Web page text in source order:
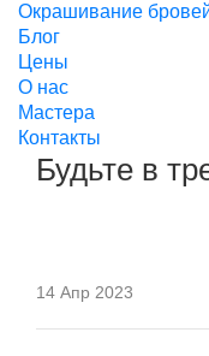
Окрашивание
Блог
Цены
О нас
Мастера
Контакты
Будьте в
14 Апр 2023